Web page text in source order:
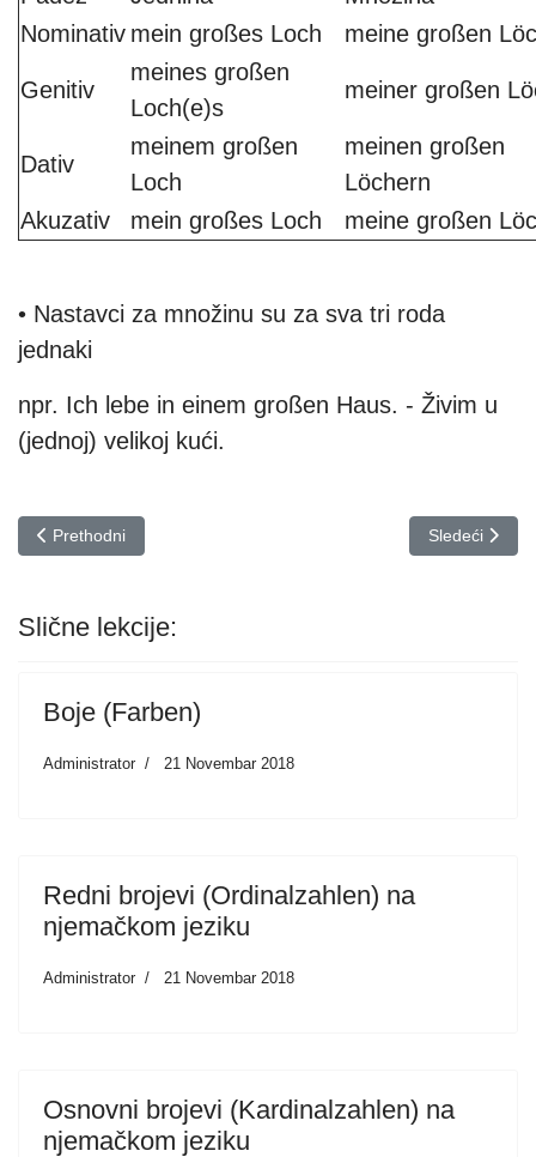
Nominativ mein großes Loch meine großen
Genitiv
meines großen
Loch(e)s
meiner großen
Dativ
meinem großen
Loch
meinen großen
Löchern
Akuzativ
mein großes Loch meine großen
• Nastavci za množinu su za sva tri roda
jednaki
npr. Ich lebe in einem großen Haus. - Živim u
(jednoj) velikoj kući.
Prethodni članak: Komparacija pridjeva | Njemački jezik
Prethodni Sledeći
Sledeći
Slične lekcije:
Boje (Farben)
Administrator 21 Novembar 2018
Redni brojevi (Ordinalzahlen) na
njemačkom jeziku
Administrator 21 Novembar 2018
Osnovni brojevi (Kardinalzahlen) na
njemačkom jeziku